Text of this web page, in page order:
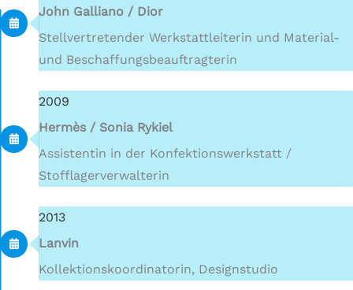
John Galliano / Dior
Stellvertretender Werkstattleiterin und Material-
und Beschaffungsbeauftragterin
2009
Hermès / Sonia Rykiel
Assistentin in der Konfektionswerkstatt /
Stofflagerverwalterin
2013
Lanvin
Kollektionskoordinatorin, Designstudio